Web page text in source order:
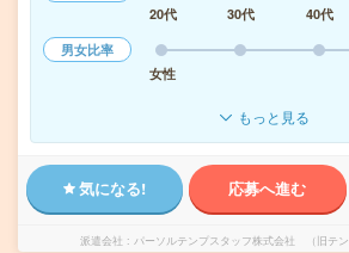
20代
30代 40代
男女比率
女性
もっと見る
気になる! 応募へ進む
派遣会社 パーソルテンプスタッフ株式会社 （旧テン